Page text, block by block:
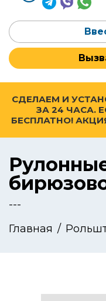
СДЕЛАЕМ И
ЗА 24 ЧАСА.
БЕСПЛАТНО!
---
Главная